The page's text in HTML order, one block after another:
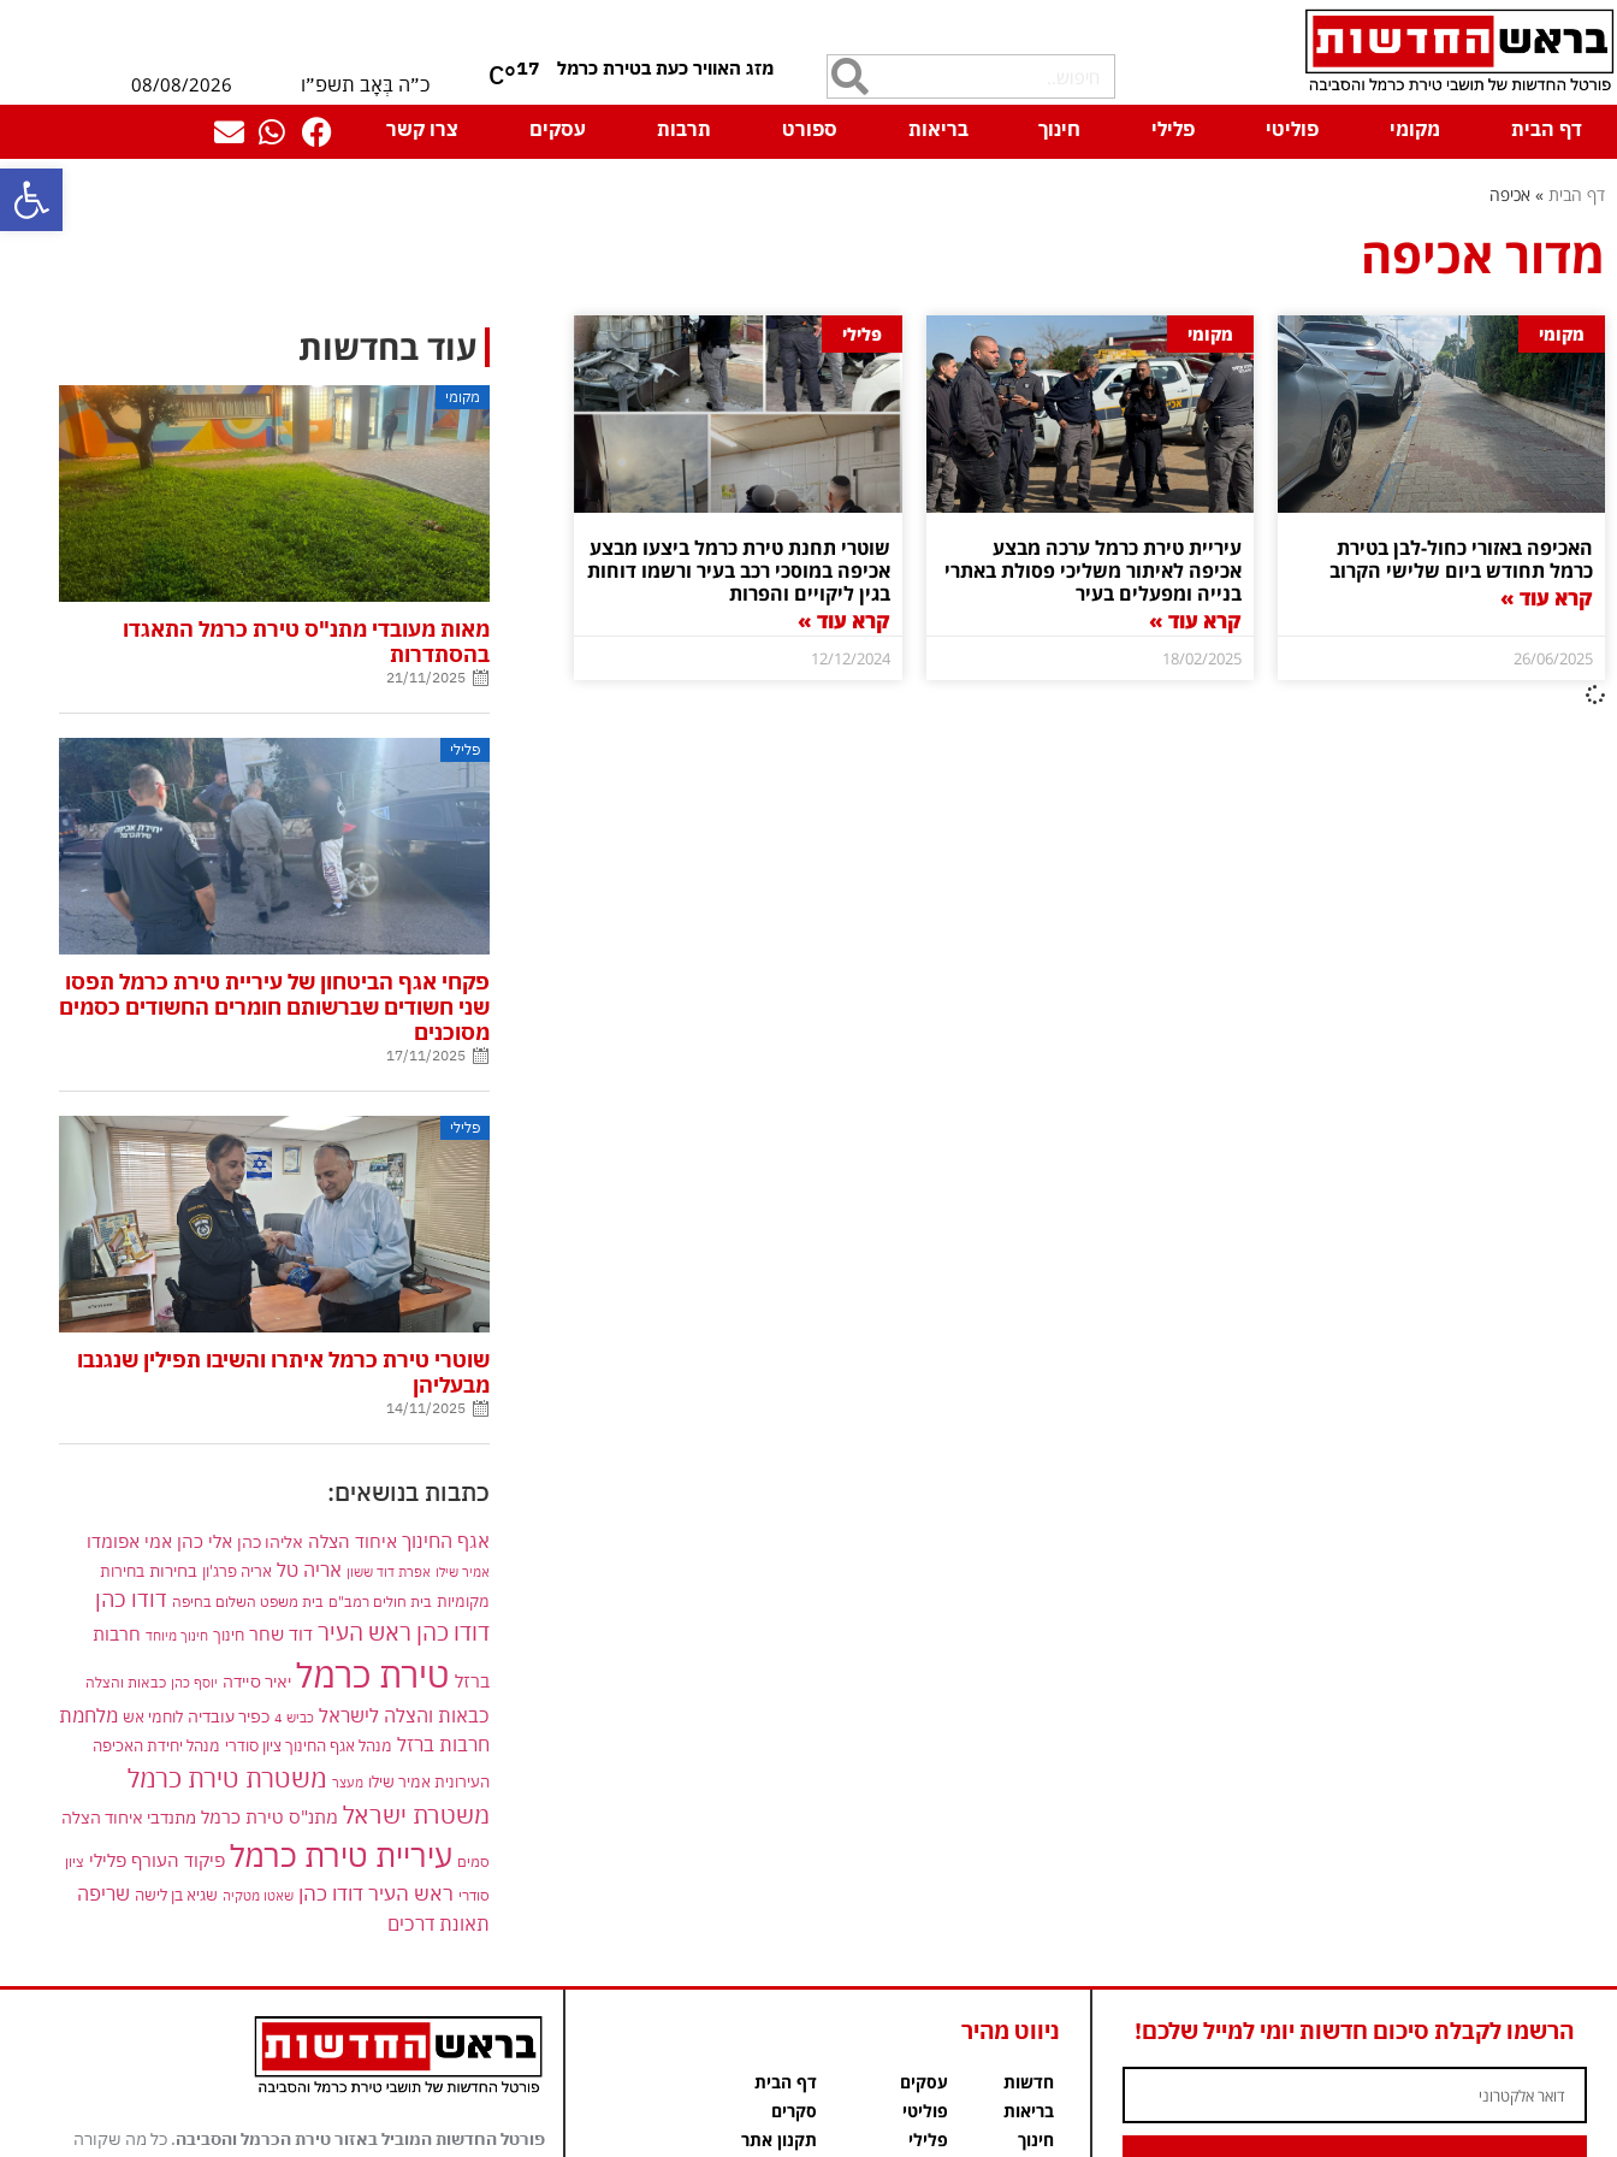
פתח
17
°C כ״ה בְּאָב תשפ״ו
08/08/2026
דף הבית
מקומי פוליטי פלילי חינוך בריאות ספורט תרבות עסקים צרו קשר
דף הבית » אכיפה
מדור אכיפה
מקומי
האכיפה באזורי כחול-לבן בטירת
כרמל תחודש ביום שלישי הקרוב
קרא עוד »
26/06/2025
מקומי
עיריית טירת כרמל ערכה מבצע
אכיפה לאיתור משליכי פסולת באתרי
בנייה ומפעלים בעיר
קרא עוד »
18/02/2025
פלילי
שוטרי תחנת טירת כרמל ביצעו מבצע
אכיפה במוסכי רכב בעיר ורשמו דוחות
בגין ליקויים והפרות
קרא עוד »
12/12/2024
עוד בחדשות
מקומי
מאות מעובדי מתנ"ס טירת כרמל התאגדו
בהסתדרות
21/11/2025
פלילי
פקחי אגף הביטחון של עיריית טירת כרמל תפסו
שני חשודים שברשותם חומרים החשודים כסמים
מסוכנים
17/11/2025
פלילי
שוטרי טירת כרמל איתרו והשיבו תפילין שנגנבו
מבעליהן
14/11/2025
כתבות בנושאים:
אגף החינוך איחוד הצלה אליהו כהן אלי כהן אמי אפומדו
אמיר שילו אפרת דוד ששון אריה טל אריה פרג'ון בחירות בחירות
מקומיות בית חולים רמב"ם בית משפט השלום בחיפה דודו כהן
דודו כהן ראש העיר דוד שחר חינוך חינוך מיוחד חרבות
ברזל טירת כרמל יאיר סיידה יוסף כהן כבאות והצלה
כבאות והצלה לישראל כביש 4 כפיר עובדיה לוחמי אש מלחמת
חרבות ברזל מנהל אגף החינוך ציון סודרי מנהל יחידת האכיפה
העירונית אמיר שילו מעצר משטרת טירת כרמל
משטרת ישראל מתנ"ס טירת כרמל מתנדבי איחוד הצלה
סמים עיריית טירת כרמל פיקוד העורף פלילי ציון
סודרי ראש העיר דודו כהן שאטו מטקיה שגיא בן לישה שריפה
תאונת דרכים
הרשמו לקבלת סיכום חדשות יומי למייל שלכם! ניווט מהיר
חדשות
בריאות
חינוך
עסקים
פוליטי
פלילי
דף הבית
סקרים
תקנון אתר
פורטל החדשות המוביל באזור טירת הכרמל והסביבה. כל מה שקורה